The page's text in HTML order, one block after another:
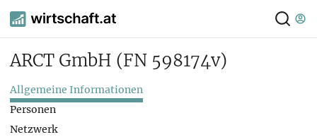
ARCT GmbH (FN 598174v)
Allgemeine Informationen
Personen
Netzwerk